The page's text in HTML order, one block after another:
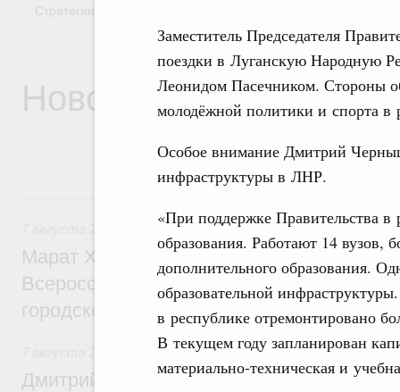
Заместитель Председателя
поездки в Луганскую Народную
Леонидом Пасечником. Стороны
молодёжной политики и спорта в
Особое внимание Дмитрий
инфраструктуры в ЛНР.
«При поддержке Правительства в
образования. Работают 14 вузов,
дополнительного образования.
образовательной
в республике отремонтировано
В текущем году запланирован
материально-техническая и
Стратегии
Новости
Экономика городов. Городская среда
Марат Хуснуллин провёл заседание
Всероссийского конкурса лучших
городской среды
Отрасль информационных технологий
Дмитрий Чернышенко и Сергей Кравцов